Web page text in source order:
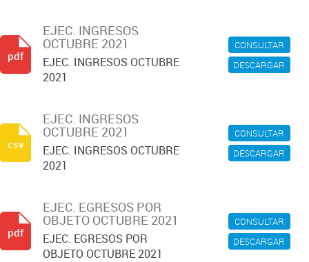
CONSULTAR
DESCARGAR
EJEC. INGRESOS
OCTUBRE 2021
EJEC. INGRESOS OCTUBRE
2021
pdf
CONSULTAR
DESCARGAR
EJEC. INGRESOS
OCTUBRE 2021
EJEC. INGRESOS OCTUBRE
2021
csv
CONSULTAR
DESCARGAR
EJEC. EGRESOS POR
OBJETO OCTUBRE 2021
EJEC. EGRESOS POR
OBJETO OCTUBRE 2021
pdf